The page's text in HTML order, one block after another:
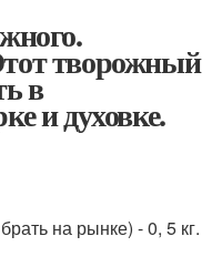
творожный
в
и духовке.
на рынке) - 0, 5 кг.